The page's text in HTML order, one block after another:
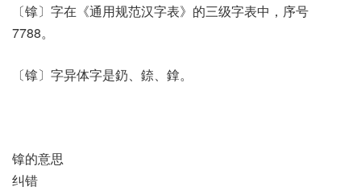
〔镎〕字在《通用规范汉字表》的三级字表中，序号
7788。
〔镎〕字异体字是釢、錼、鎿。
镎的意思
纠错